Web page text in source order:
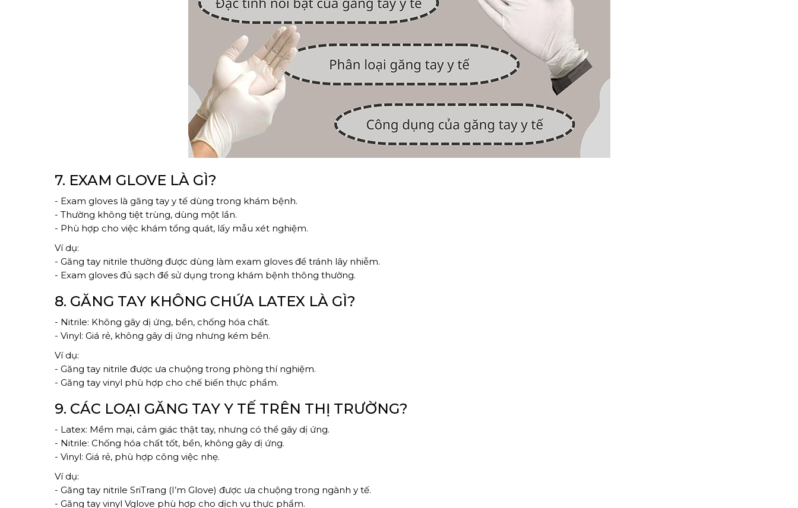
7. EXAM GLOVE LÀ GÌ?
- Exam gloves là găng tay y tế dùng trong khám bệnh.
- Thường không tiệt trùng, dùng một lần.
- Phù hợp cho việc khám tổng quát, lấy mẫu xét nghiệm.
Ví dụ:
- Găng tay nitrile thường được dùng làm exam gloves để tránh lây nhiễm.
- Exam gloves đủ sạch để sử dụng trong khám bệnh thông thường.
8. GĂNG TAY KHÔNG CHỨA LATEX LÀ GÌ?
- Nitrile: Không gây dị ứng, bền, chống hóa chất.
- Vinyl: Giá rẻ, không gây dị ứng nhưng kém bền.
Ví dụ:
- Găng tay nitrile được ưa chuộng trong phòng thí nghiệm.
- Găng tay vinyl phù hợp cho chế biến thực phẩm.
9. CÁC LOẠI GĂNG TAY Y TẾ TRÊN THỊ TRƯỜNG?
- Latex: Mềm mại, cảm giác thật tay, nhưng có thể gây dị ứng.
- Nitrile: Chống hóa chất tốt, bền, không gây dị ứng.
- Vinyl: Giá rẻ, phù hợp công việc nhẹ.
Ví dụ:
- Găng tay nitrile SriTrang (I’m Glove) được ưa chuộng trong ngành y tế.
- Găng tay vinyl Vglove phù hợp cho dịch vụ thực phẩm.